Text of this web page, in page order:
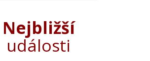
Nejbližší
události